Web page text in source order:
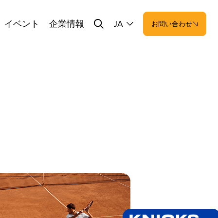
イベント 企業情報 JA お問い合わせ